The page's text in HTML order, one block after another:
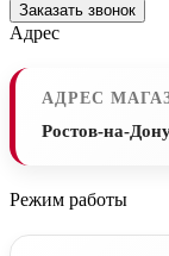
Заказать звонок
Адрес
АДРЕС
Ростов-на-
Режим работы